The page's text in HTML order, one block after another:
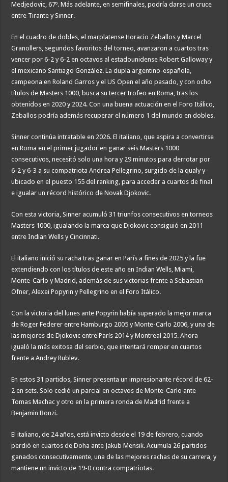
Medjedovic, 67º. Más adelante, en semifinales, podría darse un cruce
entre Tirante y Sinner.
En el cuadro de dobles, el marplatense Horacio Zeballos y Marcel
Granollers, segundos favoritos del torneo, avanzaron a cuartos tras
vencer por 6-2 y 6-2 en octavos al estadounidense Robert Galloway y
el mexicano Santiago González. La dupla argentino-española,
campeona en Roland Garros y el US Open el año pasado, y con ocho
títulos de Masters 1000, busca su tercer trofeo en Roma, tras los
obtenidos en 2020 y 2024. Con una buena actuación en el Foro Itálico,
Zeballos podría además recuperar el número 1 del mundo en dobles.
Sinner continúa intratable en 2026. El italiano, que aspira a convertirse
en Roma en el primer jugador en ganar seis Masters 1000
consecutivos, necesitó solo una hora y 29 minutos para derrotar por
6-2 y 6-3 a su compatriota Andrea Pellegrino, surgido de la qualy y
ubicado en el puesto 155 del ranking, para acceder a cuartos de final
e igualar un récord histórico de Novak Djokovic.
Con esta victoria, Sinner acumuló 31 triunfos consecutivos en torneos
Masters 1000, igualando la marca que Djokovic consiguió en 2011
entre Indian Wells y Cincinnati.
El italiano inició su racha tras ganar en París a fines de 2025 y la fue
extendiendo con los títulos de este año en Indian Wells, Miami,
Monte-Carlo y Madrid, además de sus victorias frente a Sebastian
Ofner, Alexei Popyrin y Pellegrino en el Foro Itálico.
Con la victoria del lunes ante Popyrin había superado la mejor marca
de Roger Federer entre Hamburgo 2005 y Monte-Carlo 2006, y una de
las mejores de Djokovic entre París 2014 y Montreal 2015. Ahora
igualó la más exitosa del serbio, que intentará romper en cuartos
frente a Andrey Rublev.
En estos 31 partidos, Sinner presenta un impresionante récord de 62-
2 en sets. Solo cedió un parcial en octavos de Monte-Carlo ante
Tomas Machac y otro en la primera ronda de Madrid frente a
Benjamin Bonzi.
El italiano, de 24 años, está invicto desde el 19 de febrero, cuando
perdió en cuartos de Doha ante Jakub Mensik. Acumula 26 partidos
ganados consecutivamente, una de las mejores rachas de su carrera, y
mantiene un invicto de 19-0 contra compatriotas.